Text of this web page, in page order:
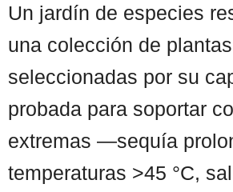
Un jardín de especies
una colección de plantas
seleccionadas por su
probada para soportar
extremas —sequía
temperaturas >45 °C,